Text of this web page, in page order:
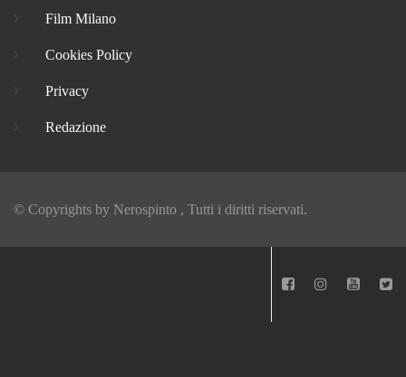
Film Milano
Cookies Policy
Privacy
Redazione
© Copyrights by Nerospinto , Tutti i diritti riservati.